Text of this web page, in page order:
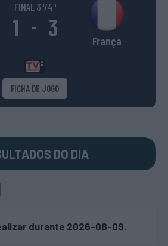
FINAL 3º/4º
1 - 3 França
FICHA DE JOGO
DO DIA
durante 2026-08-09.